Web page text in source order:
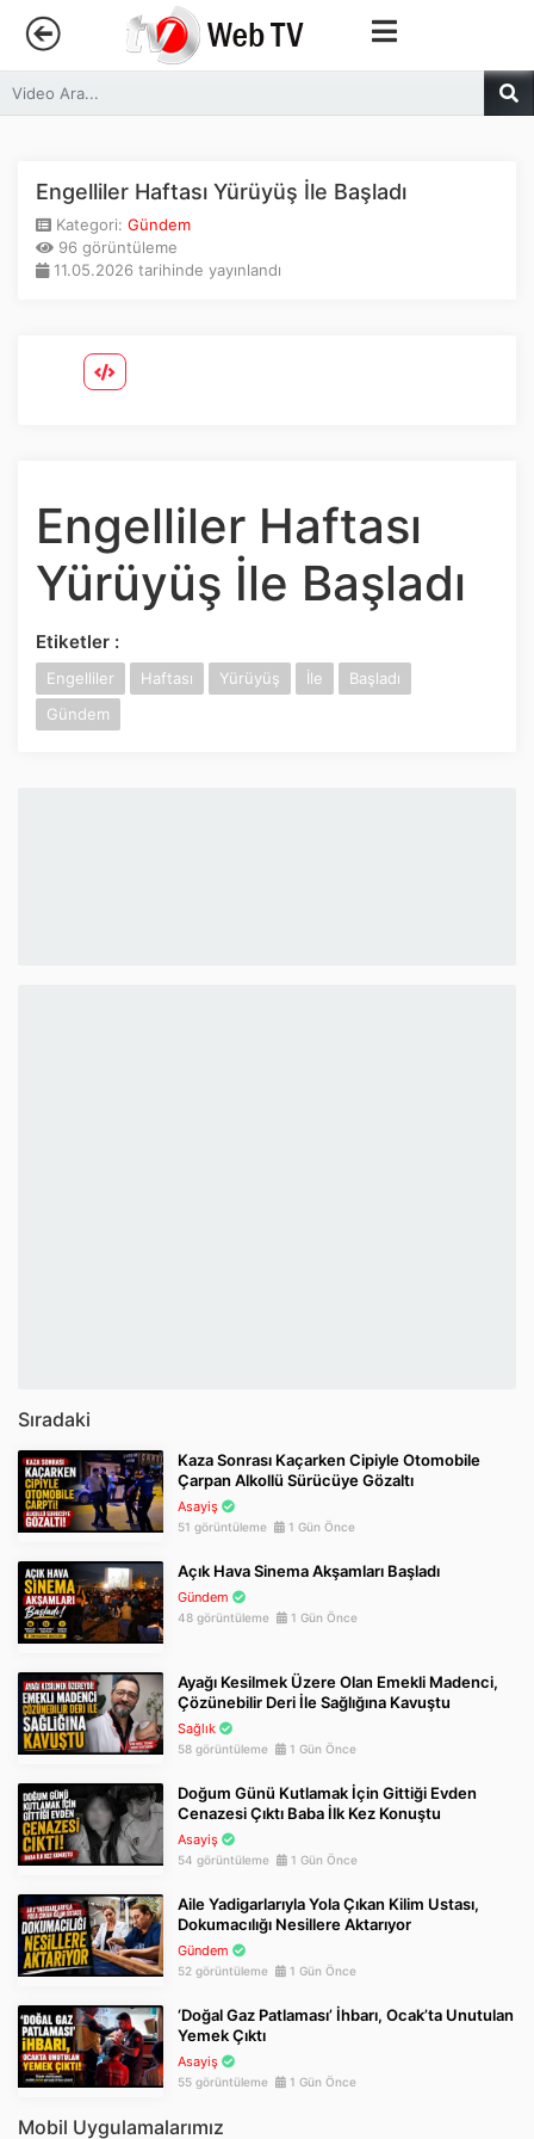
Anasayfa
Canlı Yayın
Sosyal Medya
Google Play
Engelliler Haftası Yürüyüş İle Başladı
Kategori: Gündem
96 görüntüleme
11.05.2026 tarihinde yayınlandı
Engelliler Haftası
Yürüyüş İle Başladı
Etiketler :
Engelliler Haftası Yürüyüş İle
Başladı
Gündem
Sıradaki
Kaza Sonrası Kaçarken Cipiyle Otomobile
Çarpan Alkollü Sürücüye Gözaltı
Asayiş
51 görüntüleme 1 Gün Önce
Açık Hava Sinema Akşamları Başladı
Gündem
48 görüntüleme 1 Gün Önce
Ayağı Kesilmek Üzere Olan Emekli Madenci,
Çözünebilir Deri İle Sağlığına Kavuştu
Sağlık
58 görüntüleme 1 Gün Önce
Doğum Günü Kutlamak İçin Gittiği Evden
Cenazesi Çıktı Baba İlk Kez Konuştu
Asayiş
54 görüntüleme 1 Gün Önce
Aile Yadigarlarıyla Yola Çıkan Kilim Ustası,
Dokumacılığı Nesillere Aktarıyor
Gündem
52 görüntüleme 1 Gün Önce
‘Doğal Gaz Patlaması’ İhbarı, Ocak’ta Unutulan
Yemek Çıktı
Asayiş
55 görüntüleme 1 Gün Önce
Mobil Uygulamalarımız